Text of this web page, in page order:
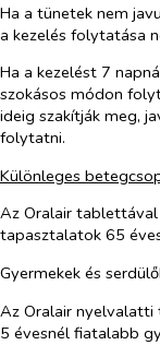
Ha a tünetek nem
a kezelés folytatása
Ha a kezelést 7
szokásos módon
ideig szakítják meg,
folytatni.
Különleges
Az Oralair
tapasztalatok 65
Gyermekek és
Az Oralair
5 évesnél fiatalabb